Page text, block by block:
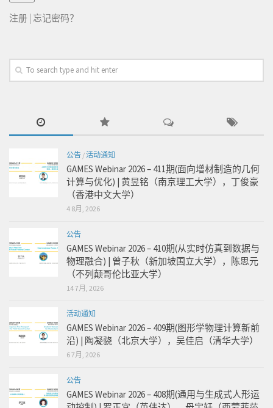
注册 忘记密码？
公告 /活动通知
GAMES Webinar 2026 – 411期(面向增材制造的几何
计算与优化) | 黄昱铭（南京理工大学），丁俊豪
（香港中文大学）
4 8月, 2026
公告
GAMES Webinar 2026 – 410期(从实时仿真到数据与
物理融合) | 曾子秋（新加坡国立大学），陈思元
（不列颠哥伦比亚大学）
14 7月, 2026
活动通知
GAMES Webinar 2026 – 409期(图形学物理计算新前
沿) | 陶凝骁（北京大学），吴佳启（清华大学）
6 7月, 2026
公告
GAMES Webinar 2026 – 408期(通用与生成式人形运